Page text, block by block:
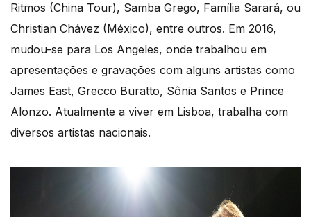
Ritmos (China Tour), Samba Grego, Família Sarará, ou
Christian Chávez (México), entre outros. Em 2016,
mudou-se para Los Angeles, onde trabalhou em
apresentações e gravações com alguns artistas como
James East, Grecco Buratto, Sônia Santos e Prince
Alonzo. Atualmente a viver em Lisboa, trabalha com
diversos artistas nacionais.